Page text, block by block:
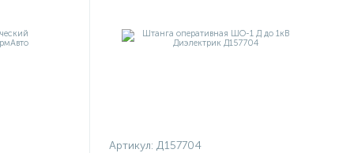
Артикул: Д157704